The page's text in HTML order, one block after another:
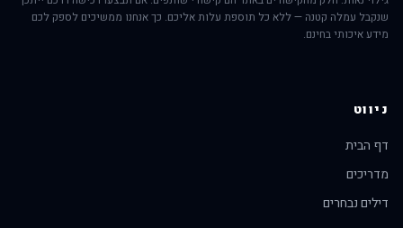
שנקבל עמלה קטנה — ללא כל תוספת עלות אליכם. כך אנחנו ממשיכים לספק לכם
מידע איכותי בחינם.
ניווט
דף הבית
מדריכים
דילים נבחרים